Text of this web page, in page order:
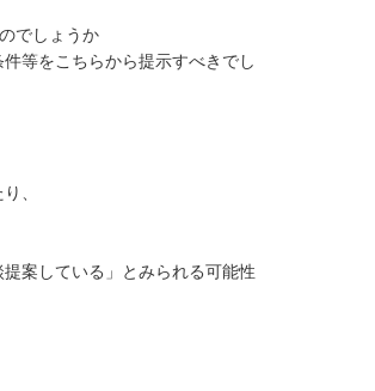
でしょうか
等をこちらから提示すべきでし
、
案している」とみられる可能性